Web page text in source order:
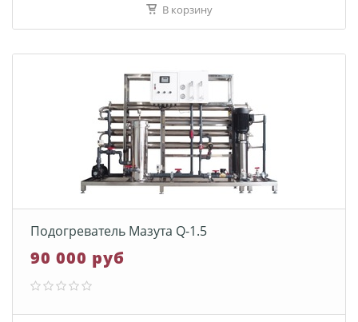
В корзину
Подогреватель Мазута Q-1.5
90 000 руб